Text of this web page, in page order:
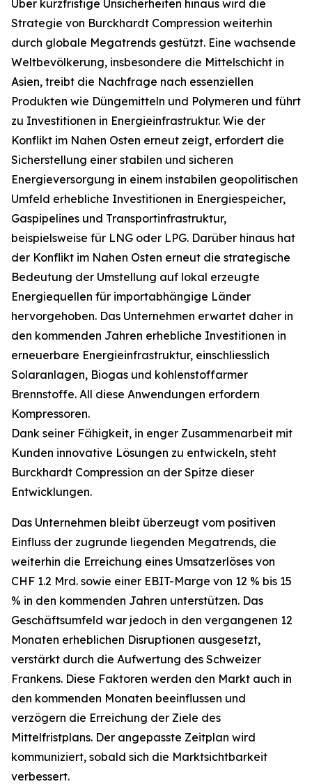
Über kurzfristige Unsicherheiten hinaus wird die
Strategie von Burckhardt Compression weiterhin
durch globale Megatrends gestützt. Eine wachsende
Weltbevölkerung, insbesondere die Mittelschicht in
Asien, treibt die Nachfrage nach essenziellen
Produkten wie Düngemitteln und Polymeren und führt
zu Investitionen in Energieinfrastruktur. Wie der
Konflikt im Nahen Osten erneut zeigt, erfordert die
Sicherstellung einer stabilen und sicheren
Energieversorgung in einem instabilen geopolitischen
Umfeld erhebliche Investitionen in Energiespeicher,
Gaspipelines und Transportinfrastruktur,
beispielsweise für LNG oder LPG. Darüber hinaus hat
der Konflikt im Nahen Osten erneut die strategische
Bedeutung der Umstellung auf lokal erzeugte
Energiequellen für importabhängige Länder
hervorgehoben. Das Unternehmen erwartet daher in
den kommenden Jahren erhebliche Investitionen in
erneuerbare Energieinfrastruktur, einschliesslich
Solaranlagen, Biogas und kohlenstoffarmer
Brennstoffe. All diese Anwendungen erfordern
Kompressoren.
Dank seiner Fähigkeit, in enger Zusammenarbeit mit
Kunden innovative Lösungen zu entwickeln, steht
Burckhardt Compression an der Spitze dieser
Entwicklungen.
Das Unternehmen bleibt überzeugt vom positiven
Einfluss der zugrunde liegenden Megatrends, die
weiterhin die Erreichung eines Umsatzerlöses von
CHF 1.2 Mrd. sowie einer EBIT-Marge von 12 % bis 15
% in den kommenden Jahren unterstützen. Das
Geschäftsumfeld war jedoch in den vergangenen 12
Monaten erheblichen Disruptionen ausgesetzt,
verstärkt durch die Aufwertung des Schweizer
Frankens. Diese Faktoren werden den Markt auch in
den kommenden Monaten beeinflussen und
verzögern die Erreichung der Ziele des
Mittelfristplans. Der angepasste Zeitplan wird
kommuniziert, sobald sich die Marktsichtbarkeit
verbessert.